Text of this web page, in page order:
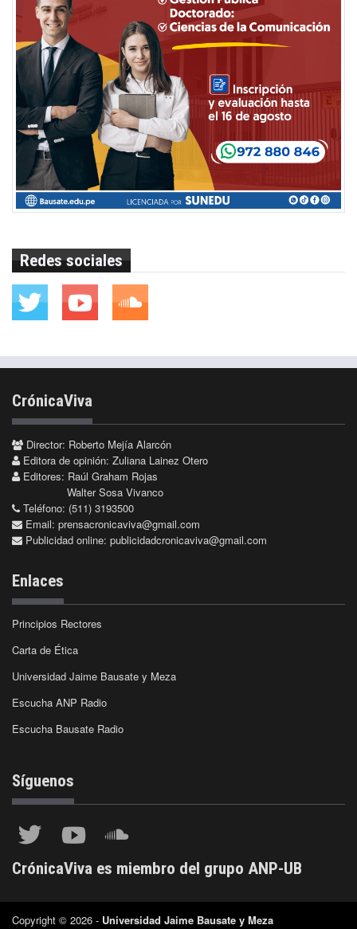
Redes sociales
CrónicaViva
Director: Roberto Mejía Alarcón
Editora de opinión: Zuliana Lainez Otero
Editores: Raúl Graham Rojas
Walter Sosa Vivanco
Teléfono: (511) 3193500
Email: prensacronicaviva@gmail.com
Publicidad online: publicidadcronicaviva@gmail.com
Enlaces
Principios Rectores
Carta de Ética
Universidad Jaime Bausate y Meza
Escucha ANP Radio
Escucha Bausate Radio
Síguenos
CrónicaViva es miembro del grupo ANP-UB
Copyright © 2026 - Universidad Jaime Bausate y Meza